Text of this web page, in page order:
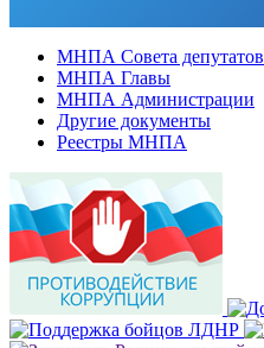
МНПА Совета депутатов
МНПА Главы
МНПА Администрации
Другие документы
Реестры МНПА